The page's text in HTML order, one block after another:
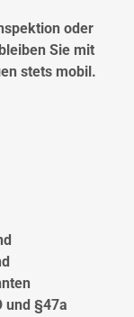
oder
Sie mit
stets mobil.
und §47a